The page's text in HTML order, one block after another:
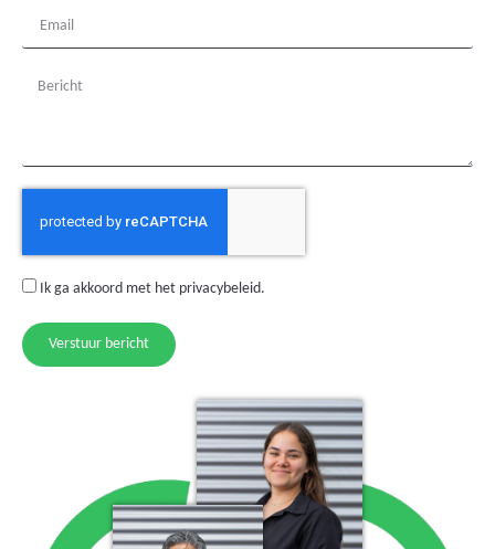
Ik ga akkoord met het privacybeleid.
Verstuur bericht